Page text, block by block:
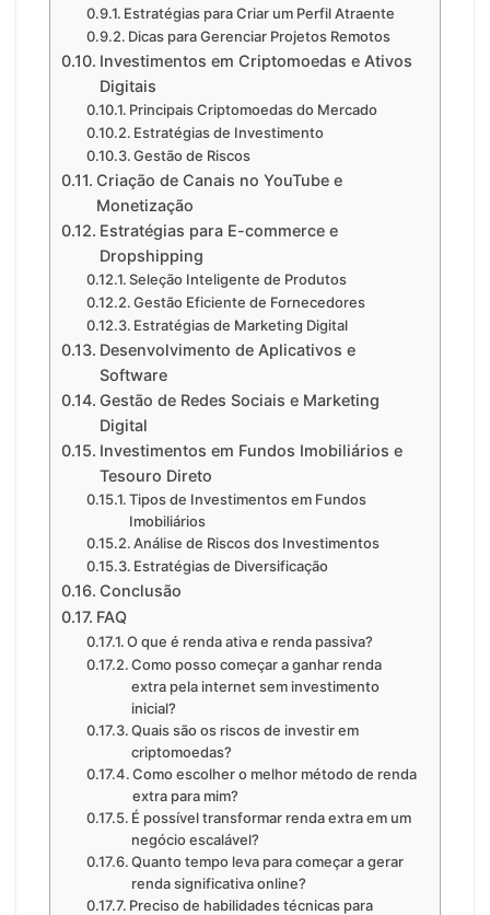
Estratégias para Criar um Perfil Atraente
Dicas para Gerenciar Projetos Remotos
Investimentos em Criptomoedas e Ativos
Digitais
Principais Criptomoedas do Mercado
Estratégias de Investimento
Gestão de Riscos
Criação de Canais no YouTube e
Monetização
Estratégias para E-commerce e
Dropshipping
Seleção Inteligente de Produtos
Gestão Eficiente de Fornecedores
Estratégias de Marketing Digital
Desenvolvimento de Aplicativos e
Software
Gestão de Redes Sociais e Marketing
Digital
Investimentos em Fundos Imobiliários e
Tesouro Direto
Tipos de Investimentos em Fundos
Imobiliários
Análise de Riscos dos Investimentos
Estratégias de Diversificação
Conclusão
FAQ
O que é renda ativa e renda passiva?
Como posso começar a ganhar renda
extra pela internet sem investimento
inicial?
Quais são os riscos de investir em
criptomoedas?
Como escolher o melhor método de renda
extra para mim?
É possível transformar renda extra em um
negócio escalável?
Quanto tempo leva para começar a gerar
renda significativa online?
Preciso de habilidades técnicas para